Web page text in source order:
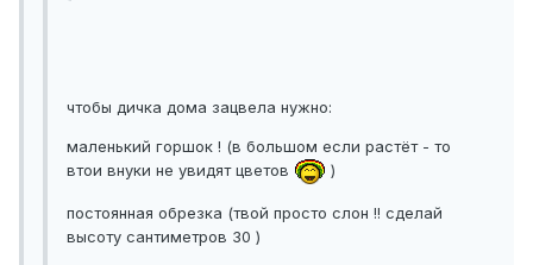
чтобы дичка дома зацвела нужно:
маленький горшок ! (в большом если растёт - то
втои внуки не увидят цветов
)
постоянная обрезка (твой просто слон !! сделай
высоту сантиметров 30 )